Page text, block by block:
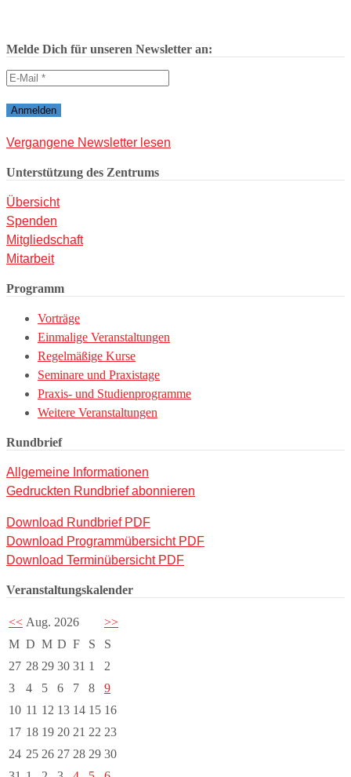
Melde Dich für unseren Newsletter an:
Vergangene Newsletter lesen
Unterstützung des Zentrums
Übersicht
Spenden
Mitgliedschaft
Mitarbeit
Programm
Vorträge
Einmalige Veranstaltungen
Regelmäßige Kurse
Seminare und Praxistage
Praxis- und Studienprogramme
Weitere Veranstaltungen
Rundbrief
Allgemeine Informationen
Gedruckten Rundbrief abonnieren
Download Rundbrief PDF
Download Programmübersicht PDF
Download Terminübersicht PDF
Veranstaltungskalender
<< Aug. 2026
>>
M D M D F S
S
27 28 29 30 31 1
2
3
4 5 6 7 8
9
10 11 12 13 14 15 16
17 18 19 20 21 22 23
24 25 26 27 28 29 30